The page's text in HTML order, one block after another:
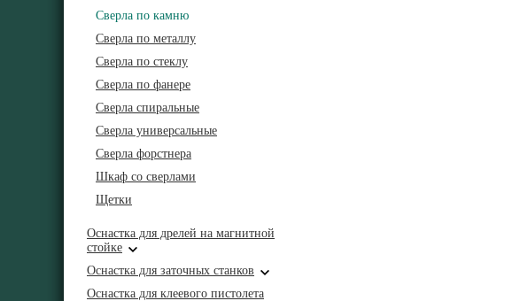
Сверла по камню
Сверла по металлу
Сверла по стеклу
Сверла по фанере
Сверла спиральные
Сверла универсальные
Сверла форстнера
Шкаф со сверлами
Щетки
Оснастка для дрелей на магнитной
стойке
Оснастка для заточных станков
Оснастка для клеевого пистолета